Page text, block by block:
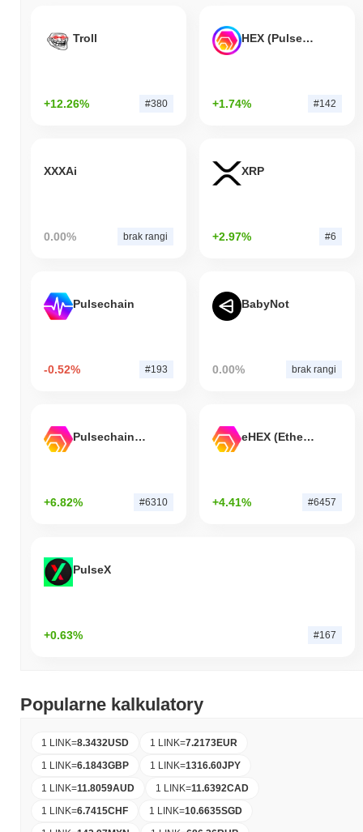
Troll
+12.26% #380
HEX (Pulsechain)
+1.74% #142
XXXAi
0.00% brak rangi
XRP
+2.97% #6
Pulsechain
-0.52% #193
BabyNot
0.00% brak rangi
Pulsechain Bridged HEX (Pulsechain)
+6.82% #6310
eHEX (Ethereum)
+4.41% #6457
PulseX
+0.63% #167
Popularne kalkulatory
1 LINK=8.3432USD 1 LINK=7.2173EUR
1 LINK=6.1843GBP 1 LINK=1316.60JPY
1 LINK=11.8059AUD 1 LINK=11.6392CAD
1 LINK=6.7415CHF 1 LINK=10.6635SGD